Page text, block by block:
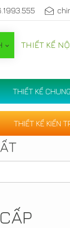
THIẾT KẾ
THIẾT KẾ
THIẾT KẾ KIẾN